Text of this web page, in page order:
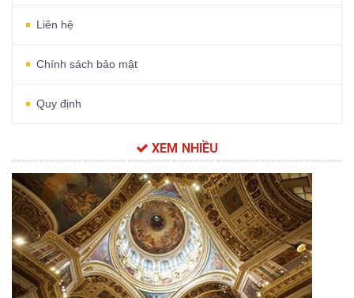
Liên hệ
Chính sách bảo mật
Quy định
XEM NHIỀU